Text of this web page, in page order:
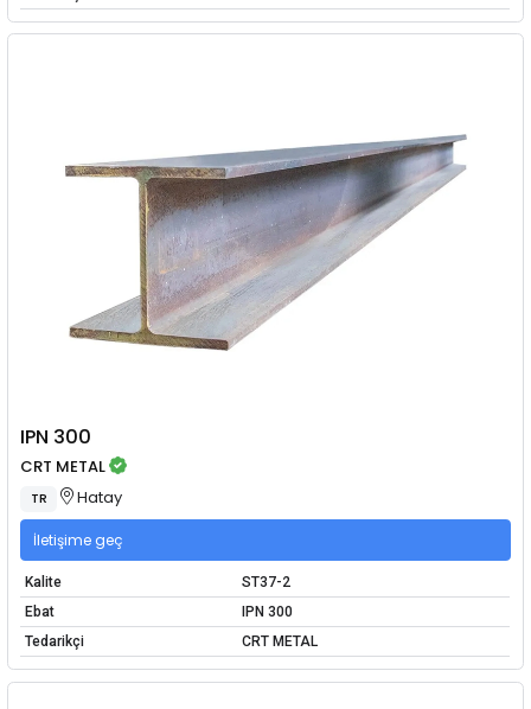
IPN 300
CRT METAL
TR Hatay
İletişime geç
Kalite
ST37-2
Ebat
IPN 300
Tedarikçi
CRT METAL